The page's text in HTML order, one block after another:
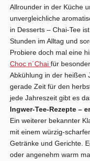
Allrounder in der Küche
unvergleichliche
in Desserts – Chai-Tee
Stunden im Alltag und
Probiere doch mal eine
Choc n´Chai für
Abkühlung in der heißen
gerade Zeit für den
jede Jahreszeit gibt es
Ingwer-Tee-Rezepte –
Ein weiterer bekannter
mit einem würzig-
Getränke und Gerichte.
oder angenehm warm